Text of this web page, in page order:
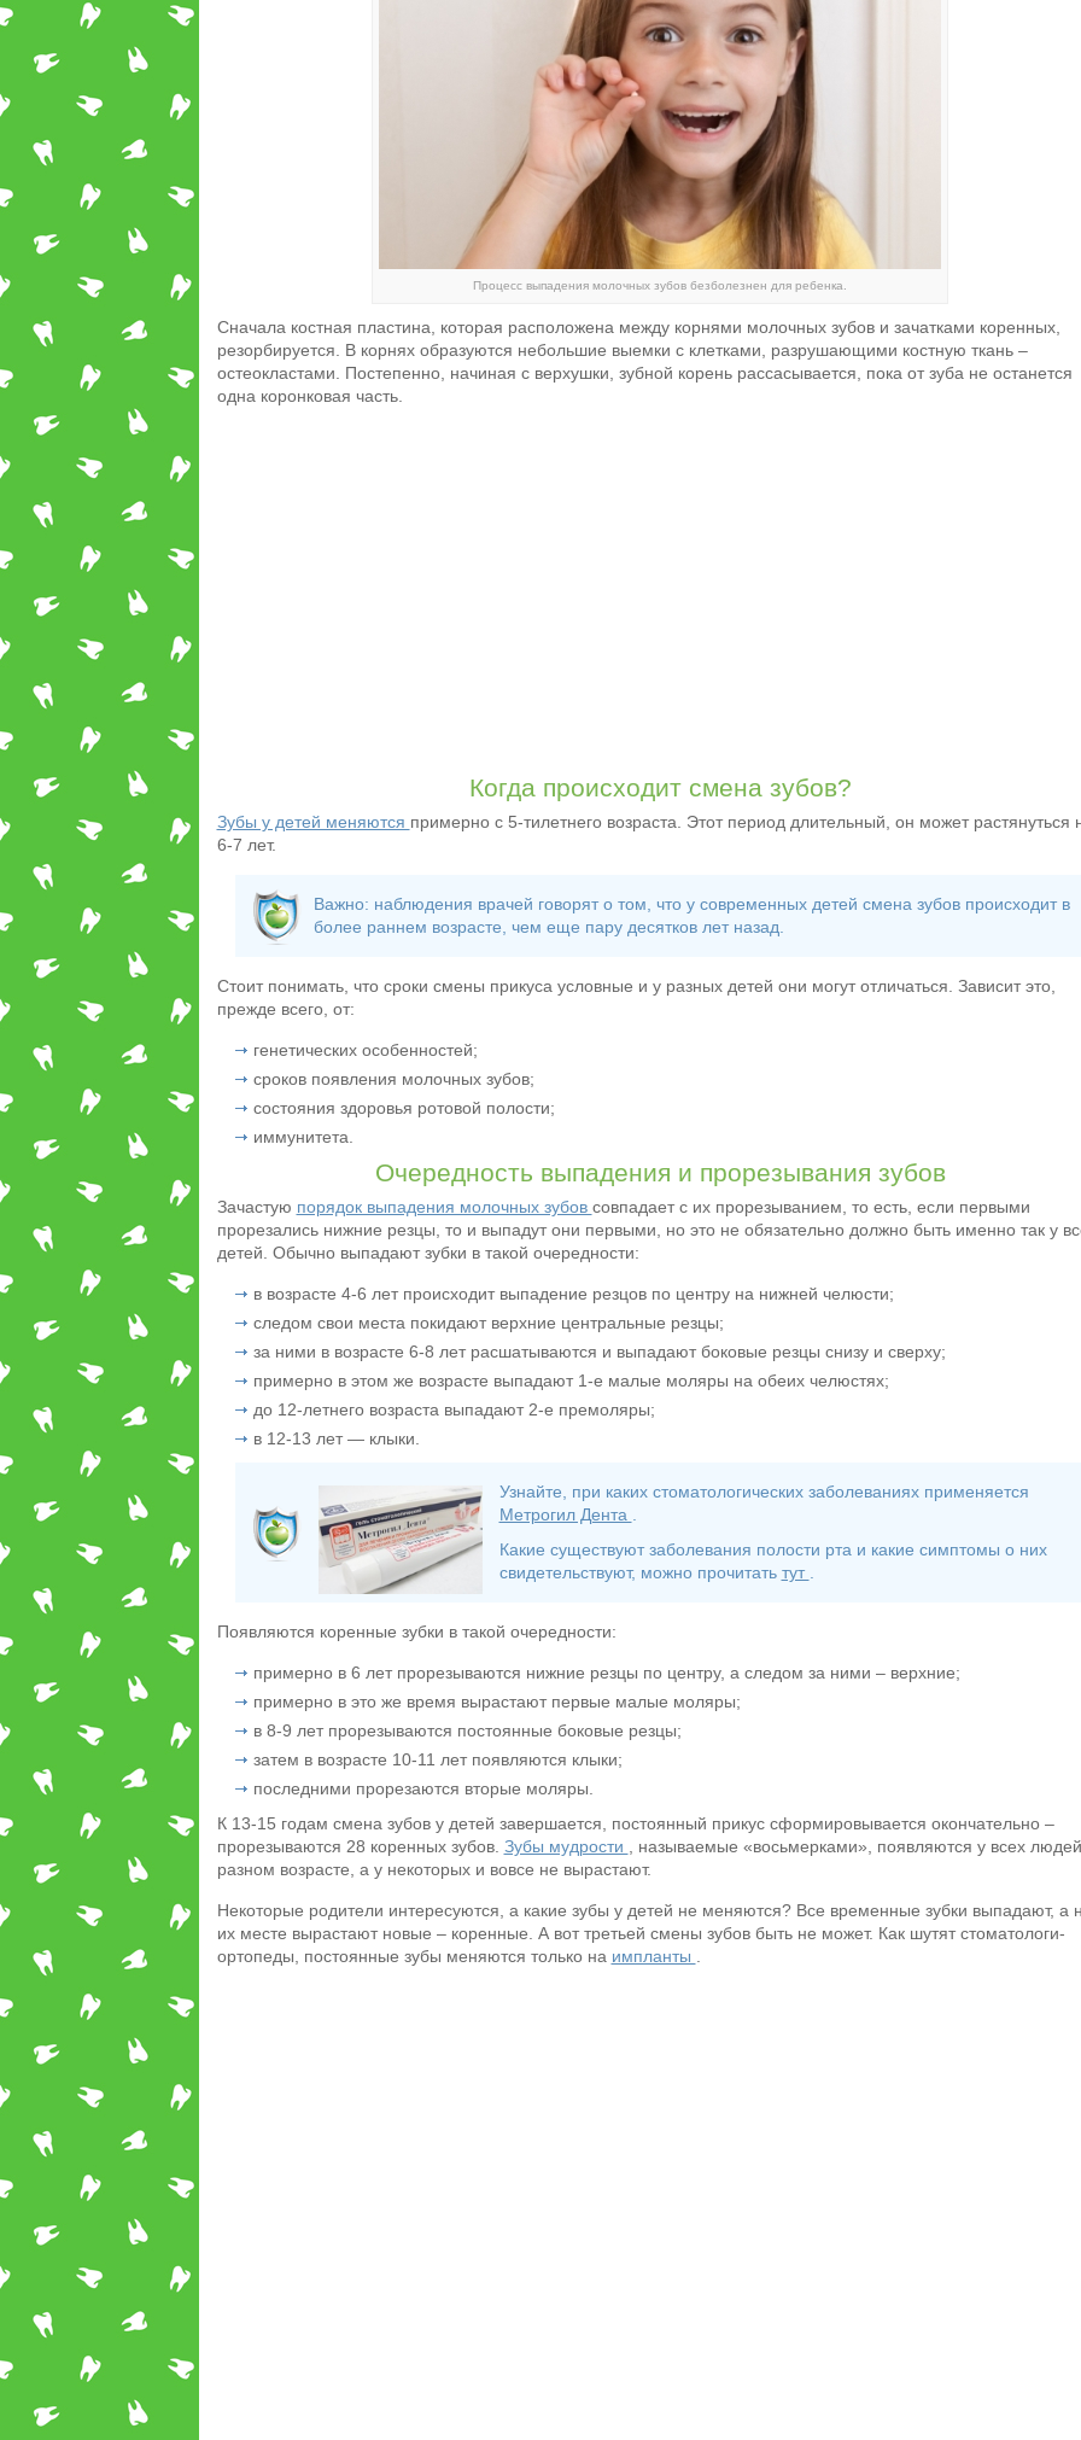
Процесс выпадения молочных зубов безболезнен для ребенка.
Сначала костная пластина, которая расположена между корнями молочных зубов и зачатками коренных,
резорбируется. В корнях образуются небольшие выемки с клетками, разрушающими костную ткань –
остеокластами. Постепенно, начиная с верхушки, зубной корень рассасывается, пока от зуба не останется
одна коронковая часть.
Когда происходит смена зубов?
Зубы у детей меняются примерно с 5-тилетнего возраста. Этот период длительный, он может растянуться
6-7 лет.
Важно: наблюдения врачей говорят о том, что у современных детей смена зубов происходит в
более раннем возрасте, чем еще пару десятков лет назад.
Стоит понимать, что сроки смены прикуса условные и у разных детей они могут отличаться. Зависит это,
прежде всего, от:
генетических особенностей;
сроков появления молочных зубов;
состояния здоровья ротовой полости;
иммунитета.
Очередность выпадения и прорезывания зубов
Зачастую порядок выпадения молочных зубов совпадает с их прорезыванием, то есть, если первыми
прорезались нижние резцы, то и выпадут они первыми, но это не обязательно должно быть именно так у
детей. Обычно выпадают зубки в такой очередности:
в возрасте 4-6 лет происходит выпадение резцов по центру на нижней челюсти;
следом свои места покидают верхние центральные резцы;
за ними в возрасте 6-8 лет расшатываются и выпадают боковые резцы снизу и сверху;
примерно в этом же возрасте выпадают 1-е малые моляры на обеих челюстях;
до 12-летнего возраста выпадают 2-е премоляры;
в 12-13 лет — клыки.
Узнайте, при каких стоматологических заболеваниях применяется
Метрогил Дента .
Какие существуют заболевания полости рта и какие симптомы о них
свидетельствуют, можно прочитать тут .
Появляются коренные зубки в такой очередности:
примерно в 6 лет прорезываются нижние резцы по центру, а следом за ними – верхние;
примерно в это же время вырастают первые малые моляры;
в 8-9 лет прорезываются постоянные боковые резцы;
затем в возрасте 10-11 лет появляются клыки;
последними прорезаются вторые моляры.
К 13-15 годам смена зубов у детей завершается, постоянный прикус сформировывается окончательно –
прорезываются 28 коренных зубов. Зубы мудрости , называемые «восьмерками», появляются у всех
разном возрасте, а у некоторых и вовсе не вырастают.
Некоторые родители интересуются, а какие зубы у детей не меняются? Все временные зубки выпадают, а
их месте вырастают новые – коренные. А вот третьей смены зубов быть не может. Как шутят стоматологи-
ортопеды, постоянные зубы меняются только на импланты .